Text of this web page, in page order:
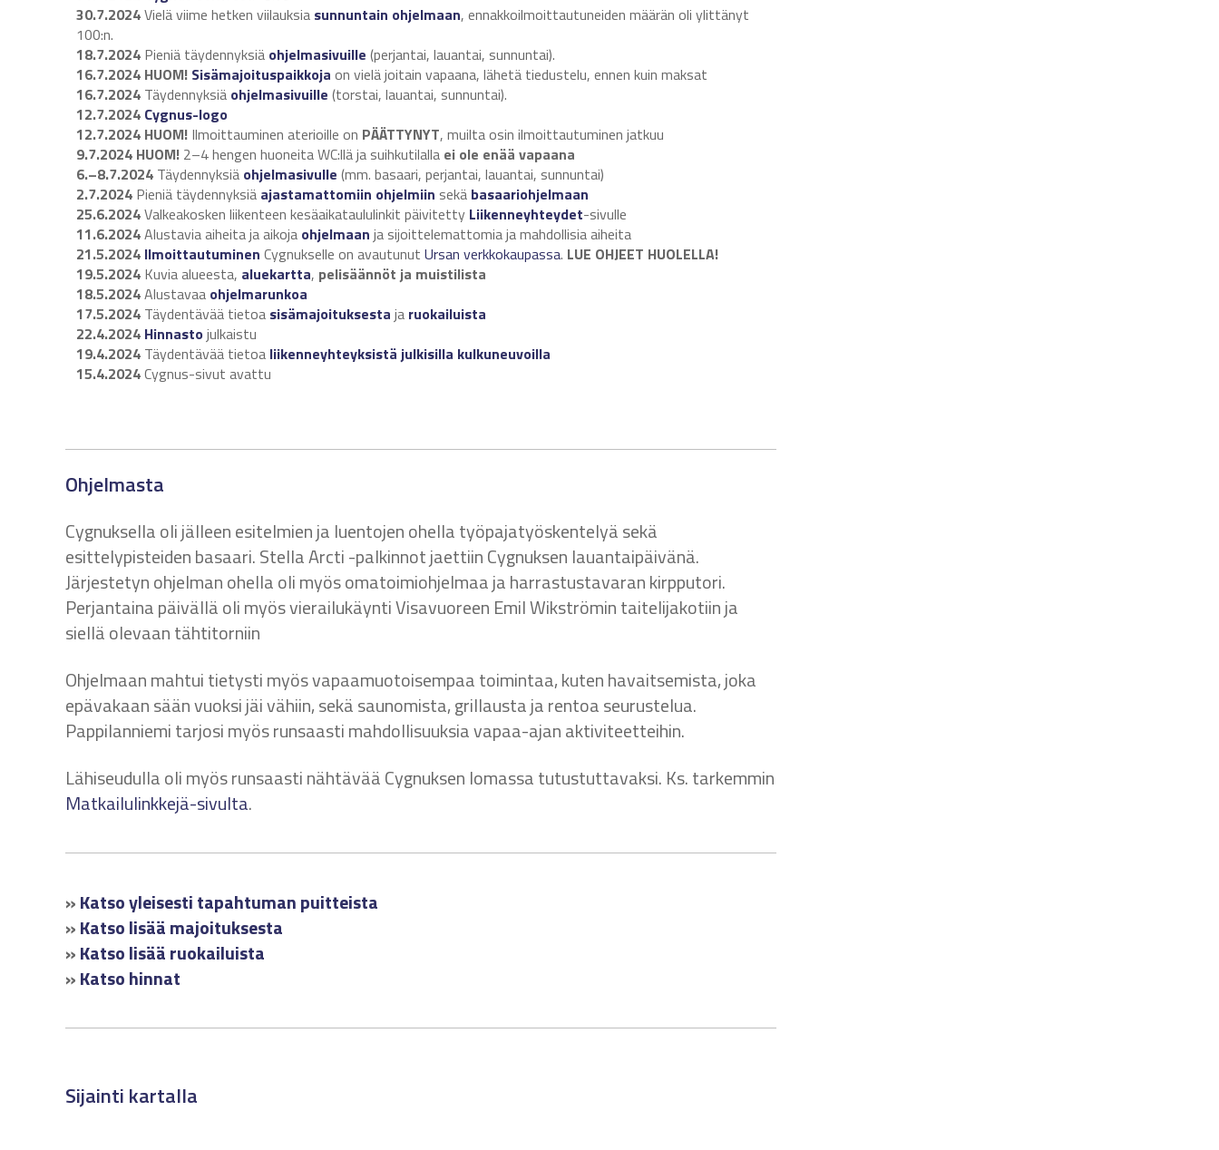
30.7.2024Vielä viime hetken viilauksia sunnuntain ohjelmaan, ennakkoilmoittautuneiden määrän oli ylittänyt
100:n.
18.7.2024 Pieniä täydennyksiä ohjelmasivuille (perjantai, lauantai, sunnuntai).
16.7.2024 HUOM! Sisämajoituspaikkoja on vielä joitain vapaana, lähetä tiedustelu, ennen kuin maksat
16.7.2024 Täydennyksiä ohjelmasivuille (torstai, lauantai, sunnuntai).
12.7.2024 Cygnus-logo
12.7.2024 HUOM! Ilmoittauminen aterioille on PÄÄTTYNYT, muilta osin ilmoittautuminen jatkuu
9.7.2024 HUOM! 2–4 hengen huoneita WC:llä ja suihkutilalla ei ole enää vapaana
6.–8.7.2024 Täydennyksiä ohjelmasivulle (mm. basaari, perjantai, lauantai, sunnuntai)
2.7.2024 Pieniä täydennyksiä ajastamattomiin ohjelmiin sekä basaariohjelmaan
25.6.2024Valkeakosken liikenteen kesäaikataululinkit päivitetty Liikenneyhteydet-sivulle
11.6.2024Alustavia aiheita ja aikoja ohjelmaan ja sijoittelemattomia ja mahdollisia aiheita
21.5.2024 Ilmoittautuminen Cygnukselle on avautunut Ursan verkkokaupassa. LUE OHJEET HUOLELLA!
19.5.2024 Kuvia alueesta, aluekartta, pelisäännöt ja muistilista
18.5.2024Alustavaa ohjelmarunkoa
17.5.2024 Täydentävää tietoa sisämajoituksesta ja ruokailuista
22.4.2024 Hinnasto julkaistu
19.4.2024 Täydentävää tietoa liikenneyhteyksistä julkisilla kulkuneuvoilla
15.4.2024Cygnus-sivut avattu
Ohjelmasta
Cygnuksella oli jälleen esitelmien ja luentojen ohella työpajatyöskentelyä sekä
esittelypisteiden basaari. Stella Arcti -palkinnot jaettiin Cygnuksen lauantaipäivänä.
Järjestetyn ohjelman ohella oli myös omatoimiohjelmaa ja harrastustavaran kirpputori.
Perjantaina päivällä oli myös vierailukäynti Visavuoreen Emil Wikströmin taitelijakotiin ja
siellä olevaan tähtitorniin
Ohjelmaan mahtui tietysti myös vapaamuotoisempaa toimintaa, kuten havaitsemista, joka
epävakaan sään vuoksi jäi vähiin, sekä saunomista, grillausta ja rentoa seurustelua.
Pappilanniemi tarjosi myös runsaasti mahdollisuuksia vapaa-ajan aktiviteetteihin.
Lähiseudulla oli myös runsaasti nähtävää Cygnuksen lomassa tutustuttavaksi. Ks. tarkemmin
Matkailulinkkejä-sivulta.
»Katso yleisesti tapahtuman puitteista
»Katso lisää majoituksesta
»Katso lisää ruokailuista
»Katso hinnat
Sijainti kartalla